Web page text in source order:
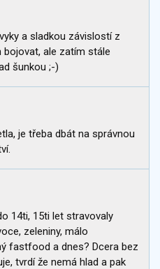
a sladkou závislostí z
ale zatím stále
šunkou ;-)
je třeba dbát na správnou
14ti, 15ti let stravovaly
zeleniny, málo
fastfood a dnes? Dcera bez
tvrdí že nemá hlad a pak